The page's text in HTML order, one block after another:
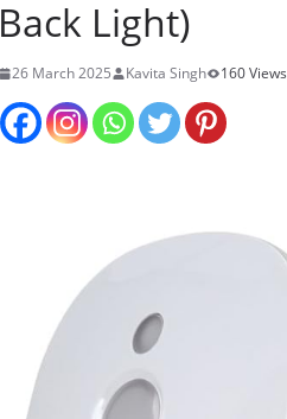
Back Light)
26 March 2025 Kavita Singh 160 Views